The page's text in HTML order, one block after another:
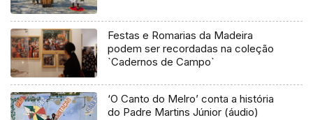
Festas e Romarias da Madeira
podem ser recordadas na coleção
`Cadernos de Campo`
‘O Canto do Melro’ conta a história
do Padre Martins Júnior (áudio)